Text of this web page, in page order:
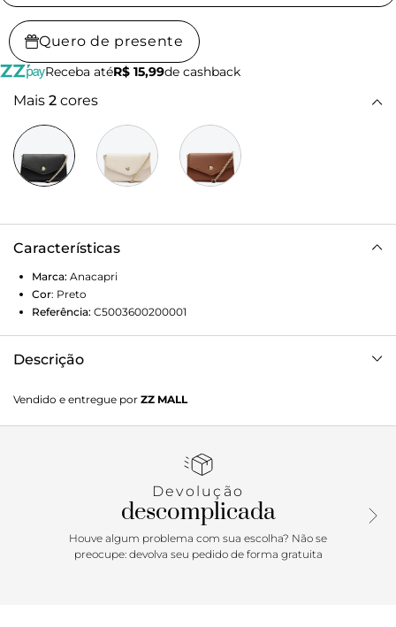
Quero de presente
Receba atéR$ 15,99de cashback
Mais 2 cores
Características
Marca: Anacapri
Cor: Preto
Referência: C5003600200001
Descrição
Vendido e entregue por ZZ MALL
Devolução
descomplicada
Houve algum problema com sua escolha? Não se
preocupe: devolva seu pedido de forma gratuita